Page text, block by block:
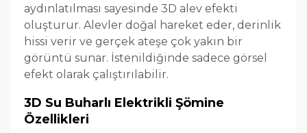
aydınlatılması sayesinde 3D alev efekti
oluşturur. Alevler doğal hareket eder, derinlik
hissi verir ve gerçek ateşe çok yakın bir
görüntü sunar. İstenildiğinde sadece görsel
efekt olarak çalıştırılabilir.
3D Su Buharlı Elektrikli Şömine
Özellikleri